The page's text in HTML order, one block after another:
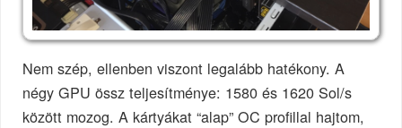
Nem szép, ellenben viszont legalább hatékony. A
négy GPU össz teljesítménye: 1580 és 1620 Sol/s
között mozog. A kártyákat “alap” OC profillal hajtom,